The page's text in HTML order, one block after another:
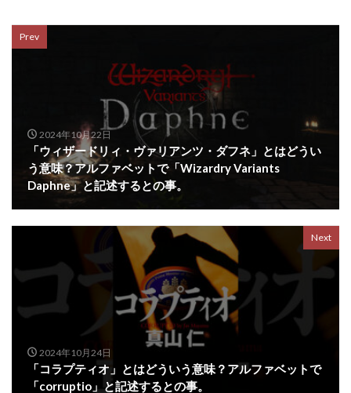
Prev
2024年10月22日
「ウィザードリィ・ヴァリアンツ・ダフネ」とはどうい
う意味？アルファベットで「Wizardry Variants
Daphne」と記述するとの事。
Next
2024年10月24日
「コラプティオ」とはどういう意味？アルファベットで
「corruptio」と記述するとの事。